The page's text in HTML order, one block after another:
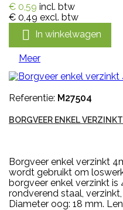
€ 0,59 incl. btw
€ 0,49 excl. btw
 In winkelwagen
Meer
Referentie: M27504
BORGVEER ENKEL
Borgveer enkel verzinkt
wordt gebruikt om
borgveer enkel verzinkt is
rondverend staal,
Diameter oog: 18 mm.